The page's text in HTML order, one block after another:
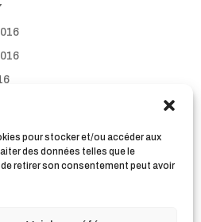
pour stocker et/ou accéder aux
des données telles que le
retirer son consentement peut avoir